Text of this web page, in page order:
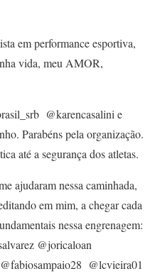
em performance esportiva,
vida, meu AMOR,
@karencasalini e
Parabéns pela organização.
até a segurança dos atletas.
ajudaram nessa caminhada,
em mim, a chegar cada
nessa engrenagem:
@joricaloan
@lcvieira01